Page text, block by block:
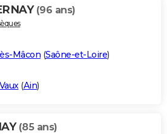
(96 ans)
Mâcon (Saône-et-Loire)
(Ain)
(85 ans)